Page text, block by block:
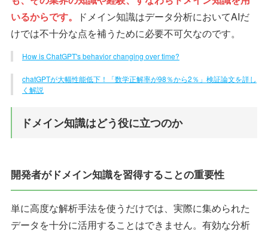
いるからです。
ドメイン知識はデータ分析においてAIだ
けでは不十分な点を補うために必要不可欠なのです。
How is ChatGPT's behavior changing over time?
chatGPTが大幅性能低下！「数学正解率が98％から2％」検証論文を詳し
く解説
ドメイン知識はどう役に立つのか
開発者がドメイン知識を習得することの重要性
単に高度な解析手法を使うだけでは、実際に集められた
データを十分に活用することはできません。有効な分析